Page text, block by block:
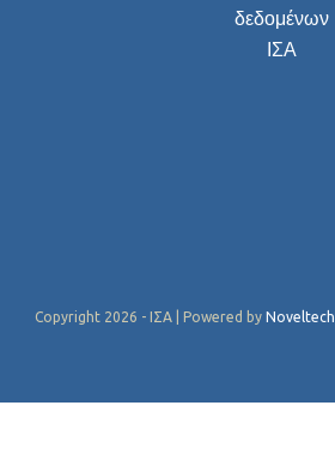
δεδομένων
ΙΣΑ
Copyright 2026 - ΙΣΑ | Powered by Noveltech